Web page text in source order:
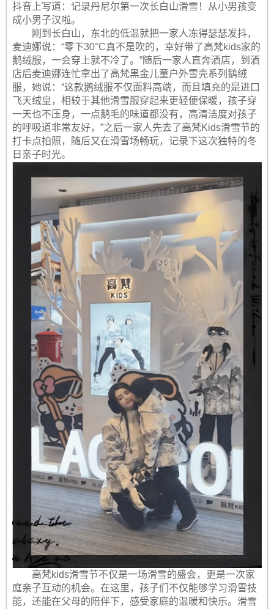
抖音上写道：记录丹尼尔第一次长白山滑雪！从小男孩变
成小男子汉啦。
刚到长白山，东北的低温就把一家人冻得瑟瑟发抖，
麦迪娜说：“零下30°C真不是吹的，幸好带了高梵kids家的
鹅绒服，一会穿上就不冷了。”随后一家人直奔酒店，到酒
店后麦迪娜连忙拿出了高梵黑金儿童户外雪壳系列鹅绒
服，她说：“这款鹅绒服不仅面料高端，而且填充的是进口
飞天绒皇，相较于其他滑雪服穿起来更轻便保暖，孩子穿
一天也不压身，一点鹅毛的味道都没有，高清洁度对孩子
的呼吸道非常友好，”之后一家人先去了高梵Kids滑雪节的
打卡点拍照，随后又在滑雪场畅玩，记录下这次独特的冬
日亲子时光。
高梵kids滑雪节不仅是一场滑雪的盛会，更是一次家
庭亲子互动的机会。在这里，孩子们不仅能够学习滑雪技
能，还能在父母的陪伴下，感受家庭的温暖和快乐。滑雪